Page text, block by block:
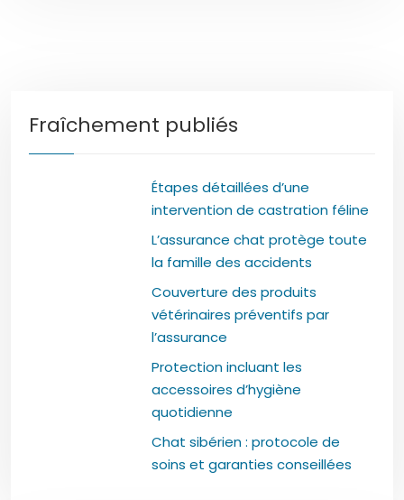
Fraîchement publiés
Étapes détaillées d’une
intervention de castration féline
L’assurance chat protège toute
la famille des accidents
Couverture des produits
vétérinaires préventifs par
l’assurance
Protection incluant les
accessoires d’hygiène
quotidienne
Chat sibérien : protocole de
soins et garanties conseillées